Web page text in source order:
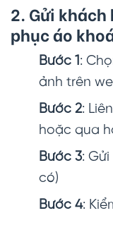
2. Gửi
phục áo
Bước 1:
ảnh trên
Bước 2:
hoặc qua
Bước 3:
có)
Bước 4: